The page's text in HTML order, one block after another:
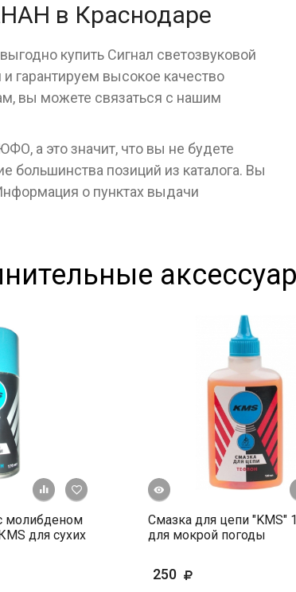
в Краснодаре
купить Сигнал светозвуковой
высокое качество
вы можете связаться с нашим
а это значит, что вы не будете
позиций из каталога. Вы
о пунктах выдачи
+ К сравнению
В избранное
молибденом
для сухих
Быстрый просмотр
Смазка для цепи "KMS"
для мокрой погоды
250